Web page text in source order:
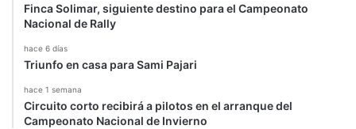
Finca Solimar, siguiente destino para el Campeonato
Nacional de Rally
hace 6 días
Triunfo en casa para Sami Pajari
hace 1 semana
Circuito corto recibirá a pilotos en el arranque del
Campeonato Nacional de Invierno